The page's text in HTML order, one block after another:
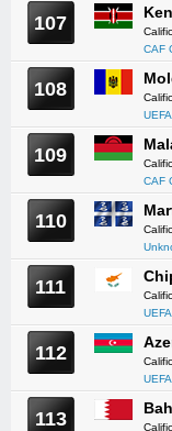
107
CAF
108
109
CAF
110
111
112
113